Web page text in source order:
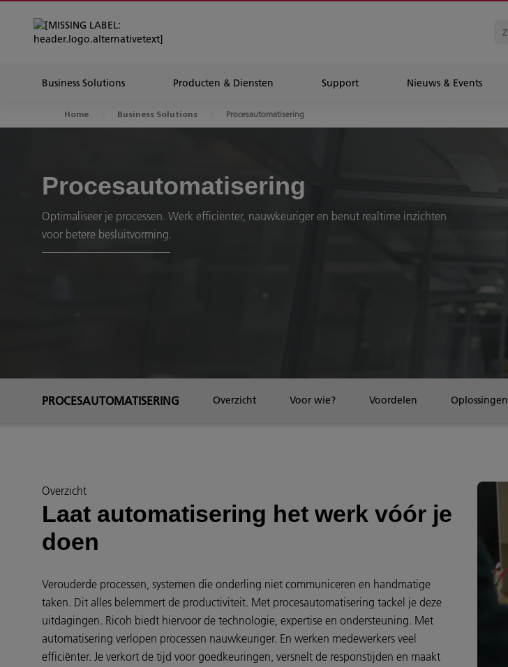
Business Solutions Producten & Diensten Support Nieuws & Events
Home Business Solutions Procesautomatisering
Procesautomatisering
Optimaliseer je processen. Werk efficiënter, nauwkeuriger en benut realtime inzichten
voor betere besluitvorming.
PROCESAUTOMATISERING Overzicht Voor wie? Voordelen Oplossingen
Overzicht
Laat automatisering het werk vóór je
doen
Verouderde processen, systemen die onderling niet communiceren en handmatige
taken. Dit alles belemmert de productiviteit. Met procesautomatisering tackel je deze
uitdagingen. Ricoh biedt hiervoor de technologie, expertise en ondersteuning. Met
automatisering verlopen processen nauwkeuriger. En werken medewerkers veel
efficiënter. Je verkort de tijd voor goedkeuringen, versnelt de responstijden en maakt